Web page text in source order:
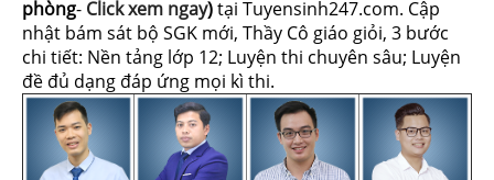
phòng- Click xem ngay)tại Tuyensinh247.com. Cập
nhật bám sát bộ SGK mới, Thầy Cô giáo giỏi, 3 bước
chi tiết: Nền tảng lớp 12; Luyện thi chuyên sâu; Luyện
đề đủ dạng đáp ứng mọi kì thi.